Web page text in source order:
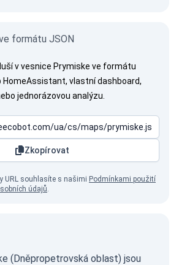
formátu JSON
v vesnice Prymiske ve formátu
HomeAssistant, vlastní dashboard,
jednorázovou analýzu.
Zkopírovat
URL souhlasíte s našimi Podmínkami použití
údajů.
(Dněpropetrovská oblast) jsou